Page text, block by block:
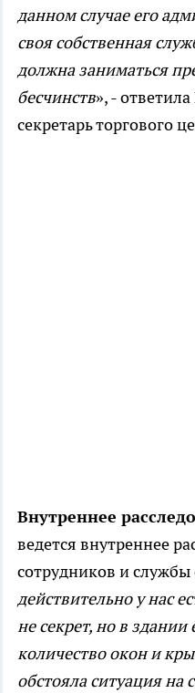
данном случае его
своя собственная
должна заниматься
бесчинств», -
секретарь торгового
Внутреннее
ведется внутреннее
сотрудников и службы
действительно у нас
не секрет, но в
количество окон и
обстояла ситуация на